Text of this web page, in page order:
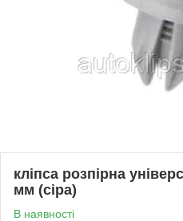
кліпса розпірна
мм (сіра)
В наявності